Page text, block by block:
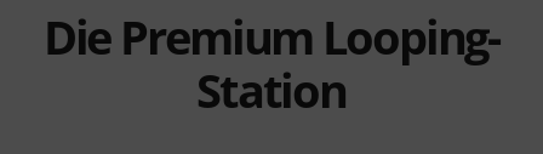
Die Premium Looping-
Station